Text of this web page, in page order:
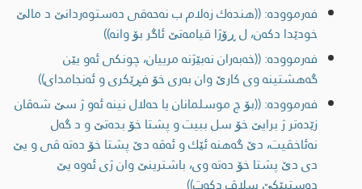
فەرموودە: ((هنده‌ك زه‌لام ب نه‌حه‌قی ده‌ستوه‌ردانێ د مالێ
خودێدا دكه‌ن، ل ڕۆژا قیامه‌تێ ئاگر بۆ وانه‌))
فەرموودە: ((خه‌به‌ران نه‌بێژنه‌ مرییان، چونكی ئه‌و یێن
گه‌هشتینه‌ وی كارێ وان به‌ری خۆ فڕێكری و ئه‌نجامدای))
فەرموودە: ((بۆ چ موسلمانان یا حه‌لال نینه‌ ئه‌و ژ سێ شه‌ڤان
زێده‌تر ژ برایێ خۆ سل ببيت و پشتا خۆ بده‌تێ و د گه‌ل
نه‌ئاخڤیت، دێ گه‌هنه‌ ئێك و ئه‌ڤه‌ دێ پشتا خۆ ده‌ته‌ ڤی و یێ
دی دێ پشتا خۆ ده‌ته‌ وی، باشترینێ وان ژی ئه‌وه‌ یێ
ده‌ستپێكێ سلاڤ دكه‌ت))